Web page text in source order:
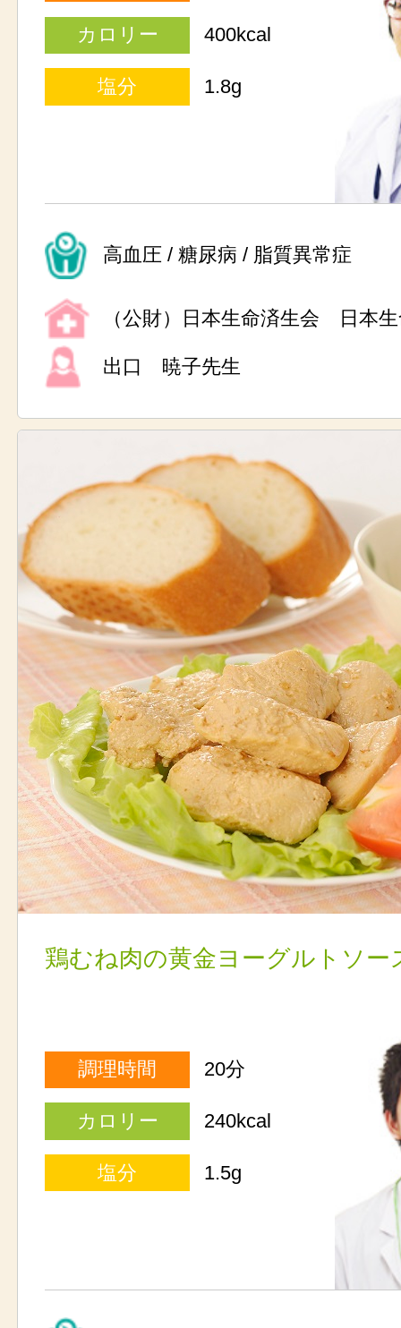
カロリー 400kcal
塩分 1.8g
高血圧 / 糖尿病 / 脂質異常症
（公財）日本生命済生会 日本
出口 暁子先生
鶏むね肉の黄金ヨーグルトソー
調理時間 20分
カロリー 240kcal
塩分 1.5g